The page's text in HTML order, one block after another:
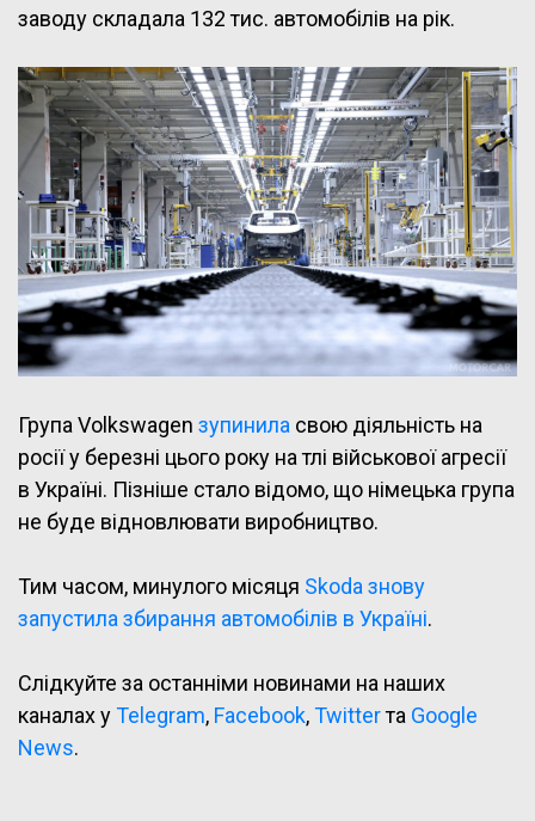
заводу складала 132 тис. автомобілів на рік.
Група Volkswagen зупинила свою діяльність на
росії у березні цього року на тлі військової агресії
в Україні. Пізніше стало відомо, що німецька група
не буде відновлювати виробництво.
Тим часом, минулого місяця Skoda знову
запустила збирання автомобілів в Україні.
Слідкуйте за останніми новинами на наших
каналах уTelegram, Facebook,Twitterта Google
News.